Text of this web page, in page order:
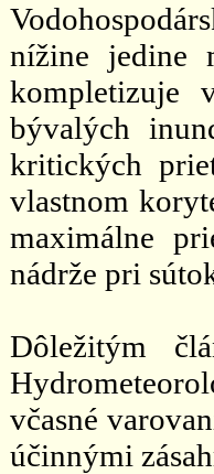
nížine jedine
kompletizuje
bývalých
kritických
vlastnom
maximálne
nádrže pri
Dôležitým
včasné
účinnými